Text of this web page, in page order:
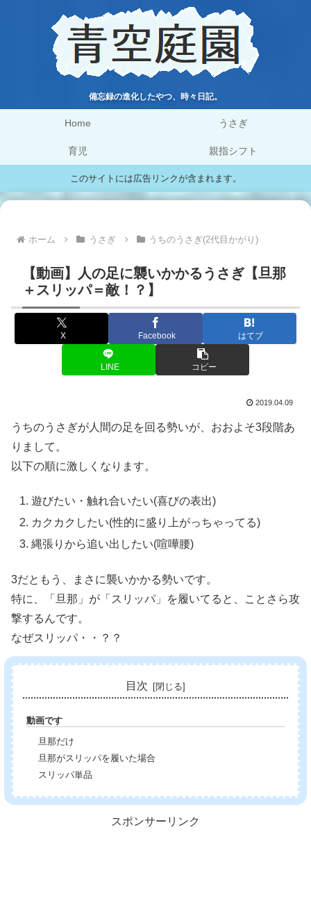
備忘録の進化したやつ、時々日記。
Home うさぎ
育児 親指シフト
このサイトには広告リンクが含まれます。
ホーム うさぎ うちのうさぎ(2代目かがり)
【動画】人の足に襲いかかるうさぎ【旦那
＋スリッパ＝敵！？】
X Facebook はてブ
LINE コピー
2019.04.09
うちのうさぎが人間の足を回る勢いが、おおよそ3段階あ
りまして。
以下の順に激しくなります。
遊びたい・触れ合いたい(喜びの表出)
カクカクしたい(性的に盛り上がっちゃってる)
縄張りから追い出したい(喧嘩腰)
3だともう、まさに襲いかかる勢いです。
特に、「旦那」が「スリッパ」を履いてると、ことさら攻
撃するんです。
なぜスリッパ・・？？
目次
動画です
旦那だけ
旦那がスリッパを履いた場合
スリッパ単品
スポンサーリンク